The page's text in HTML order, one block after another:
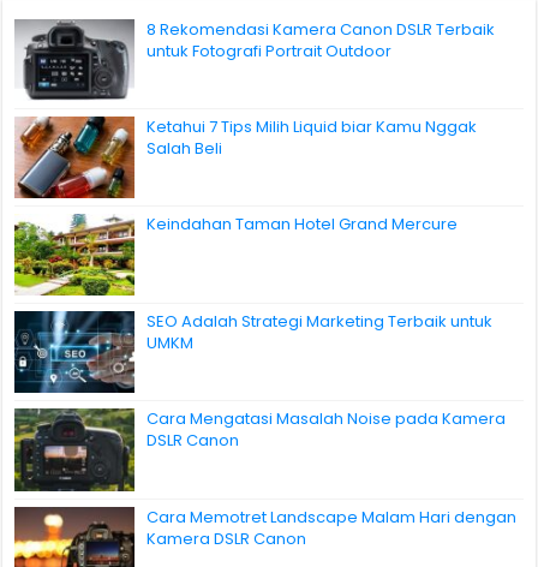
8 Rekomendasi Kamera Canon DSLR Terbaik
untuk Fotografi Portrait Outdoor
Ketahui 7 Tips Milih Liquid biar Kamu Nggak
Salah Beli
Keindahan Taman Hotel Grand Mercure
SEO Adalah Strategi Marketing Terbaik untuk
UMKM
Cara Mengatasi Masalah Noise pada Kamera
DSLR Canon
Cara Memotret Landscape Malam Hari dengan
Kamera DSLR Canon